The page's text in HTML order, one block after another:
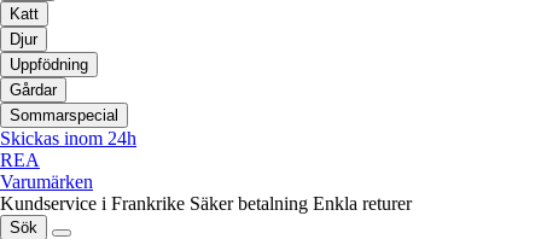
Katt
Djur
Uppfödning
Gårdar
Sommarspecial
Skickas inom 24h
REA
Varumärken
Kundservice i Frankrike Säker betalning Enkla returer
Sök